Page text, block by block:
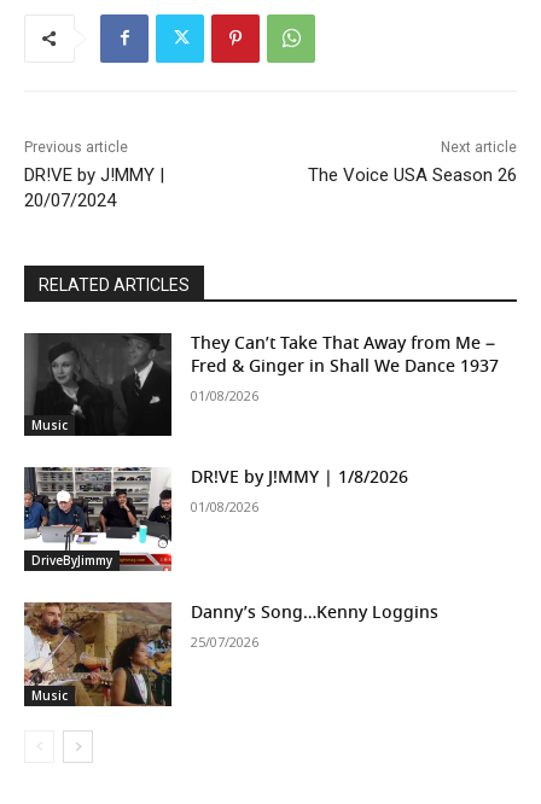
Previous article
DR!VE by J!MMY |
20/07/2024
Next article
The Voice USA Season 26
RELATED ARTICLES
Music
They Can’t Take That Away from Me –
Fred & Ginger in Shall We Dance 1937
01/08/2026
DriveByJimmy
DR!VE by J!MMY | 1/8/2026
01/08/2026
Music
Danny’s Song…Kenny Loggins
25/07/2026